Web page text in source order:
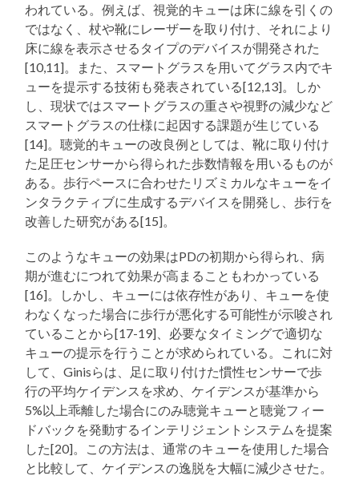
われている。例えば、視覚的キューは床に線を引くの
ではなく、杖や靴にレーザーを取り付け、それにより
床に線を表示させるタイプのデバイスが開発された
[10,11]。また、スマートグラスを用いてグラス内でキ
ューを提示する技術も発表されている[12,13]。しか
し、現状ではスマートグラスの重さや視野の減少など
スマートグラスの仕様に起因する課題が生じている
[14]。聴覚的キューの改良例としては、靴に取り付け
た足圧センサーから得られた歩数情報を用いるものが
ある。歩行ペースに合わせたリズミカルなキューをイ
ンタラクティブに生成するデバイスを開発し、歩行を
改善した研究がある[15]。
このようなキューの効果はPDの初期から得られ、病
期が進むにつれて効果が高まることもわかっている
[16]。しかし、キューには依存性があり、キューを使
わなくなった場合に歩行が悪化する可能性が示唆され
ていることから[17-19]、必要なタイミングで適切な
キューの提示を行うことが求められている。これに対
して、Ginisらは、足に取り付けた慣性センサーで歩
行の平均ケイデンスを求め、ケイデンスが基準から
5%以上乖離した場合にのみ聴覚キューと聴覚フィー
ドバックを発動するインテリジェントシステムを提案
した[20]。この方法は、通常のキューを使用した場合
と比較して、ケイデンスの逸脱を大幅に減少させた。